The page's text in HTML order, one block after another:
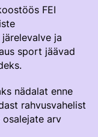
FEI
ja
sport jäävad
nädalat enne
rahvusvahelist
arv